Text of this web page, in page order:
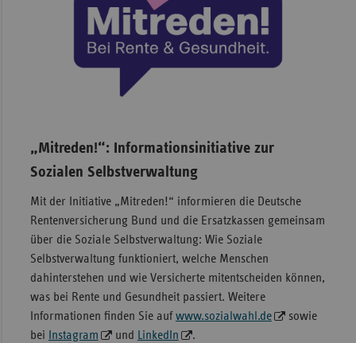
„Mitreden!“: Informationsinitiative zur
Sozialen Selbstverwaltung
Mit der Initiative „Mitreden!“ informieren die Deutsche
Rentenversicherung Bund und die Ersatzkassen gemeinsam
über die Soziale Selbstverwaltung: Wie Soziale
Selbstverwaltung funktioniert, welche Menschen
dahinterstehen und wie Versicherte mitentscheiden können,
was bei Rente und Gesundheit passiert. Weitere
Informationen finden Sie aufwww.sozialwahl.de
sowie
bei Instagram und LinkedIn .